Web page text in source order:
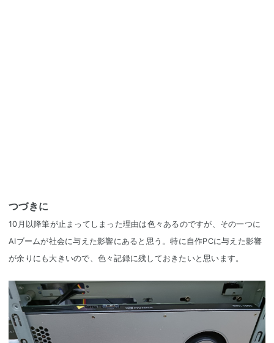
つづきに
10月以降筆が止まってしまった理由は色々あるのですが、その一つに
AIブームが社会に与えた影響にあると思う。特に自作PCに与えた影響
が余りにも大きいので、色々記録に残しておきたいと思います。